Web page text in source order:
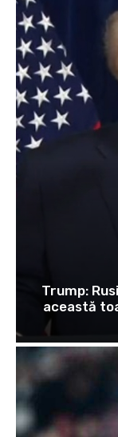
Trump:
această